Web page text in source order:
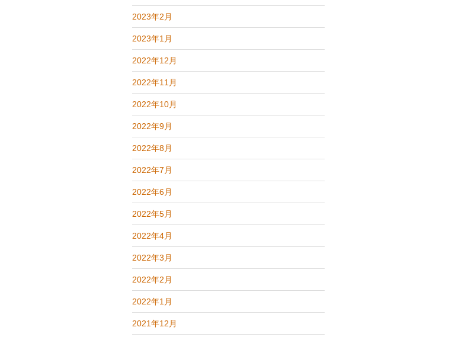
2023年2月
2023年1月
2022年12月
2022年11月
2022年10月
2022年9月
2022年8月
2022年7月
2022年6月
2022年5月
2022年4月
2022年3月
2022年2月
2022年1月
2021年12月